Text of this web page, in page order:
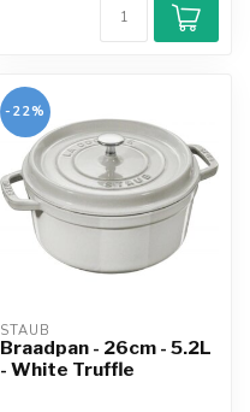
-22%
STAUB
Braadpan - 26cm - 5.2L
- White Truffle